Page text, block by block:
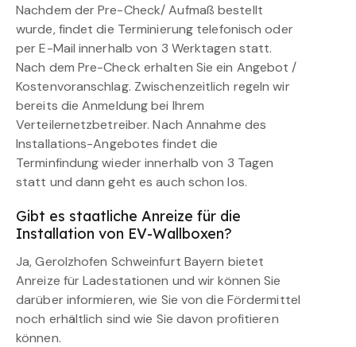
Nachdem der Pre-Check/ Aufmaß bestellt
wurde, findet die Terminierung telefonisch oder
per E-Mail innerhalb von 3 Werktagen statt.
Nach dem Pre-Check erhalten Sie ein Angebot /
Kostenvoranschlag. Zwischenzeitlich regeln wir
bereits die Anmeldung bei Ihrem
Verteilernetzbetreiber. Nach Annahme des
Installations-Angebotes findet die
Terminfindung wieder innerhalb von 3 Tagen
statt und dann geht es auch schon los.
Gibt es staatliche Anreize für die
Installation von EV-Wallboxen?
Ja, Gerolzhofen Schweinfurt Bayern bietet
Anreize für Ladestationen und wir können Sie
darüber informieren, wie Sie von die Fördermittel
noch erhältlich sind wie Sie davon profitieren
können.